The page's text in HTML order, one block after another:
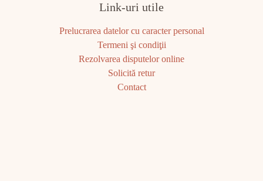
Link-uri utile
Prelucrarea datelor cu caracter personal
Termeni şi condiţii
Rezolvarea disputelor online
Solicită retur
Contact